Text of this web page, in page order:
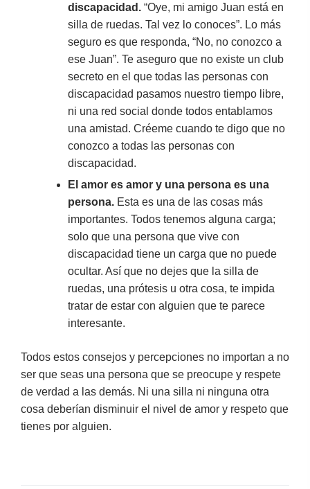
discapacidad. “Oye, mi amigo Juan está en
silla de ruedas. Tal vez lo conoces”. Lo más
seguro es que responda, “No, no conozco a
ese Juan”. Te aseguro que no existe un club
secreto en el que todas las personas con
discapacidad pasamos nuestro tiempo libre,
ni una red social donde todos entablamos
una amistad. Créeme cuando te digo que no
conozco a todas las personas con
discapacidad.
El amor es amor y una persona es una
persona. Esta es una de las cosas más
importantes. Todos tenemos alguna carga;
solo que una persona que vive con
discapacidad tiene un carga que no puede
ocultar. Así que no dejes que la silla de
ruedas, una prótesis u otra cosa, te impida
tratar de estar con alguien que te parece
interesante.
Todos estos consejos y percepciones no importan a no
ser que seas una persona que se preocupe y respete
de verdad a las demás. Ni una silla ni ninguna otra
cosa deberían disminuir el nivel de amor y respeto que
tienes por alguien.